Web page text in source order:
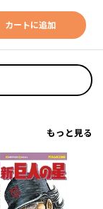
カートに追加
もっと見る